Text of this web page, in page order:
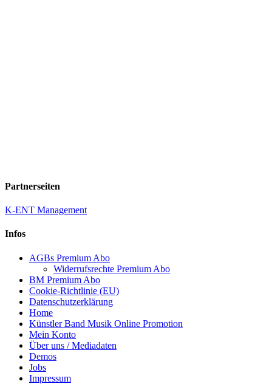
Partnerseiten
K-ENT Management
Infos
AGBs Premium Abo
Widerrufsrechte Premium Abo
BM Premium Abo
Cookie-Richtlinie (EU)
Datenschutzerklärung
Home
Künstler Band Musik Online Promotion
Mein Konto
Über uns / Mediadaten
Demos
Jobs
Impressum